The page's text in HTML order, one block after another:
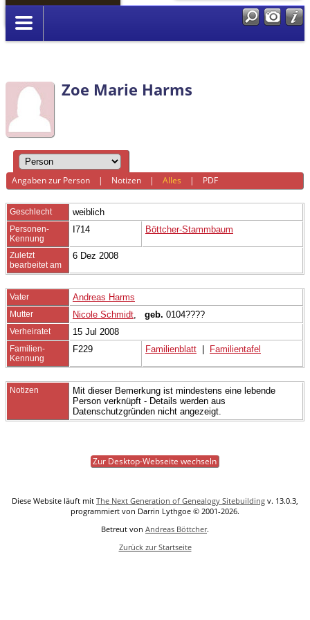
Anmelden
Zoe Marie Harms
Angaben zur Person | Notizen |Alles | PDF
Geschlecht weiblich
Personen-
Kennung
I714 Böttcher-Stammbaum
Zuletzt
bearbeitet am
6 Dez 2008
Vater Andreas Harms
Mutter Nicole Schmidt geb. 0104????
Verheiratet 15 Jul 2008
Familien-
Kennung
F229 Familienblatt Familientafel
Notizen
Mit dieser Bemerkung ist mindestens eine lebende
Person verknüpft - Details werden aus
Datenschutzgründen nicht angezeigt.
Zur Desktop-Webseite wechseln
Diese Website läuft mit The Next Generation of Genealogy Sitebuilding v. 13.0.3,
programmiert von Darrin Lythgoe © 2001-2026.
Betreut von Andreas Böttcher.
Zurück zur Startseite